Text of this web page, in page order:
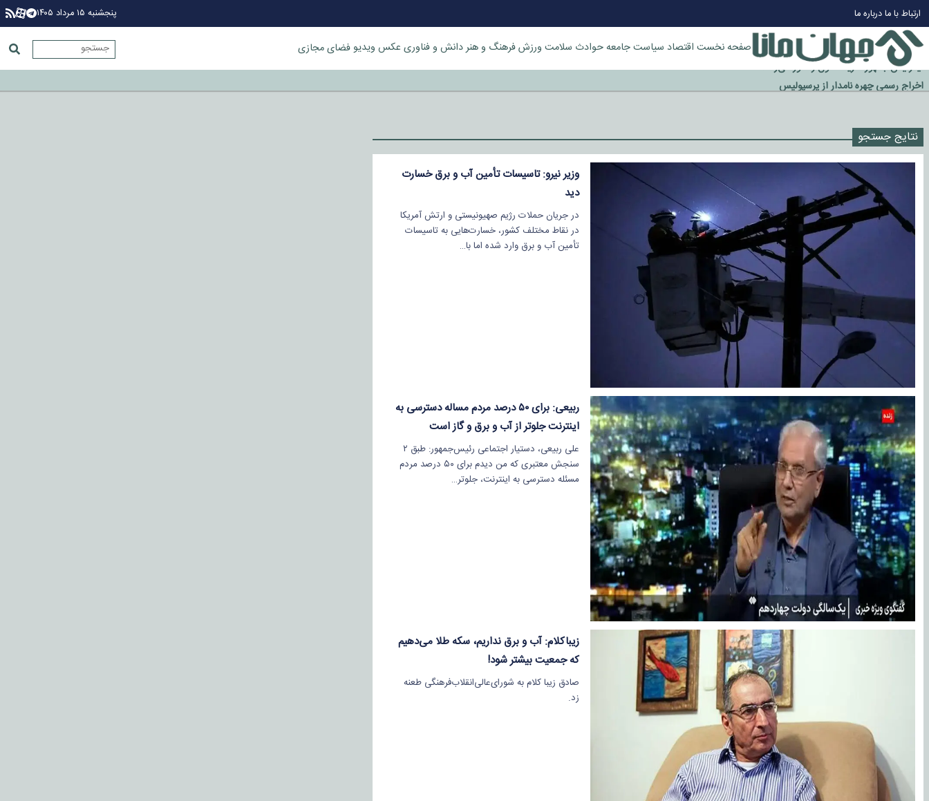
ارتباط با مادرباره ما پنجشنبه ۱۵ مرداد ۱۴۰۵
صفحه نخست اقتصاد سیاستجامعهحوادث سلامت ورزشفرهنگ و هنردانش و فناوری عکس ویدیوفضای مجازی
چرا طلا دوباره افزایشی شد؟
اخراج رسمی چهره نامدار از پرسپولیس
سازمان اطلاعات سپاه: پروژه دولت ترامپ برای مهار چین، روسیه و اروپا شکست خورد
نتایج جستجو
وزیر نیرو: تاسیسات تأمین آب و برق خسارت
دید
در جریان حملات رژیم صهیونیستی و ارتش آمریکا
در نقاط مختلف کشور، خسارت‌هایی به تاسیسات
تأمین آب و برق وارد شده اما با…
ربیعی: برای ۵۰ درصد مردم مساله دسترسی به
اینترنت جلوتر از آب و برق و گاز است
علی ربیعی، دستیار اجتماعی رئیس‌جمهور: طبق ۲
سنجش معتبری که من دیدم برای ۵۰ درصد مردم
مسئله دسترسی به اینترنت، جلوتر…
زیباکلام: آب و برق نداریم، سکه طلا می‌دهیم
که جمعیت بیشتر شود!
صادق زیبا کلام به شورای‌عالی‌انقلاب‌فرهنگی طعنه
زد.